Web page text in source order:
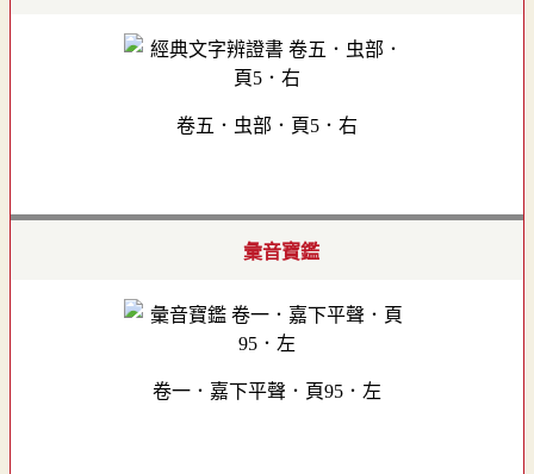
卷五．虫部．頁5．右
彙音寶鑑
卷一．嘉下平聲．頁95．左